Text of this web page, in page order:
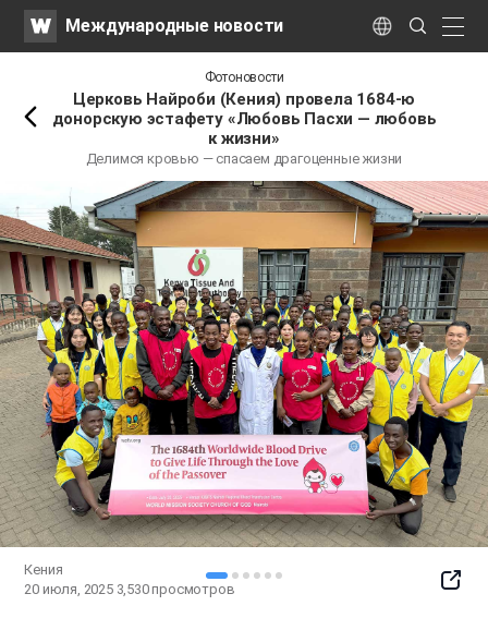
WATVМеждународные новости Language
Search
Submit
Фотоновости
Церковь Найроби (Кения) провела 1684-ю
донорскую эстафету «Любовь Пасхи — любовь
к жизни»
Делимся кровью — спасаем драгоценные жизни
Кения
20 июля, 2025 3,530просмотров
SNS